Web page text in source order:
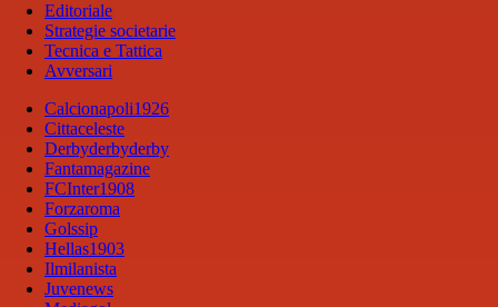
Editoriale
Strategie societarie
Tecnica e Tattica
Avversari
Calcionapoli1926
Cittaceleste
Derbyderbyderby
Fantamagazine
FCInter1908
Forzaroma
Golssip
Hellas1903
Ilmilanista
Juvenews